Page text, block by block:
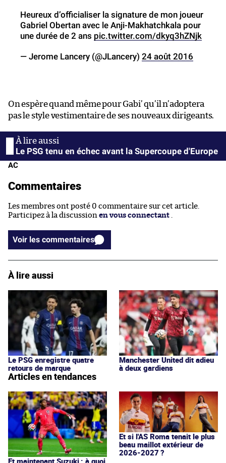
Heureux d’officialiser la signature de mon joueur
Gabriel Obertan avec le Anji-Makhatchkala pour
une durée de 2 ans pic.twitter.com/dkyq3hZNjk
— Jerome Lancery (@JLancery) 24 août 2016
On espère quand même pour Gabi’ qu’il n’adoptera
pas le style vestimentaire de ses nouveaux dirigeants.
Le PSG tenu en échec avant la Supercoupe d'Europe
AC
Commentaires
Les membres ont posté 0 commentaire sur cet article.
Participez à la discussion en vous connectant
Voir les commentaires
À lire aussi
Le PSG enregistre quatre
retours de marque
Manchester United dit adieu
à deux gardiens
Articles en tendances
Et maintenant Suzuki : à quoi
Et si l'AS Roma tenait le plus
beau maillot extérieur de
2026-2027 ?